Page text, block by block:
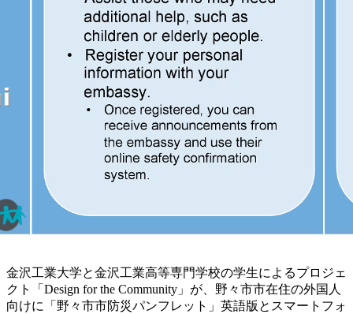
金沢工業大学と金沢工業高等専門学校の学生によるプロジェ
クト「Design for the Community」が、野々市市在住の外国人
向けに「野々市市防災パンフレット」英語版とスマートフォ